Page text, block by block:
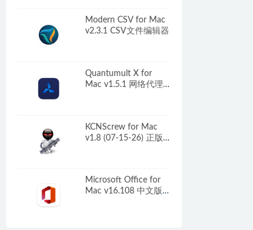
Modern CSV for Mac
v2.3.1 CSV文件编辑器
Quantumult X for
Mac v1.5.1 网络代理
KCNScrew for Mac
v1.8 (07-15-26) 正版
Microsoft Office for
Mac v16.108 中文版